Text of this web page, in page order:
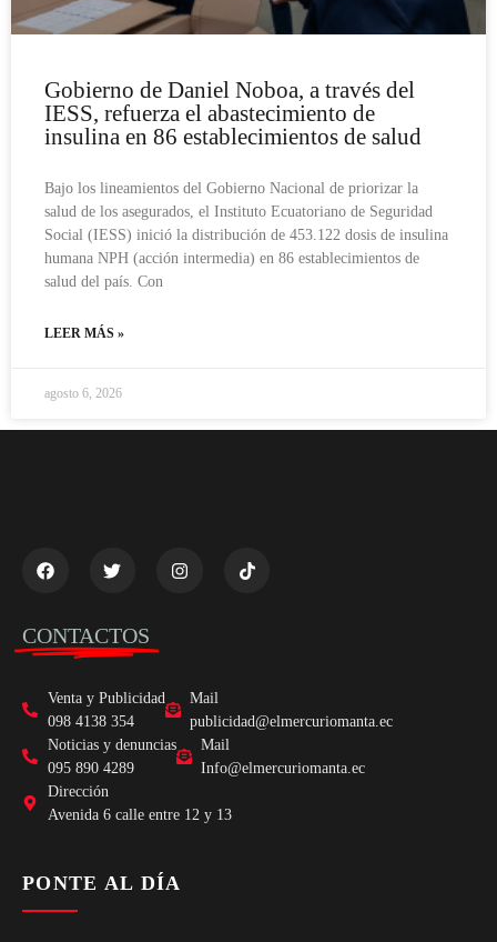
Gobierno de Daniel Noboa, a través del
IESS, refuerza el abastecimiento de
insulina en 86 establecimientos de salud
Bajo los lineamientos del Gobierno Nacional de priorizar la
salud de los asegurados, el Instituto Ecuatoriano de Seguridad
Social (IESS) inició la distribución de 453.122 dosis de insulina
humana NPH (acción intermedia) en 86 establecimientos de
salud del país. Con
LEER MÁS »
agosto 6, 2026
CONTACTOS
Venta y Publicidad
098 4138 354
Mail
publicidad@elmercuriomanta.ec
Noticias y denuncias
095 890 4289
Mail
Info@elmercuriomanta.ec
Dirección
Avenida 6 calle entre 12 y 13
PONTE AL DÍA